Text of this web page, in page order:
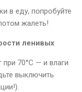
в еду, попробуйте
жалеть!
ленивых
при 70°C — и влаги
выключить